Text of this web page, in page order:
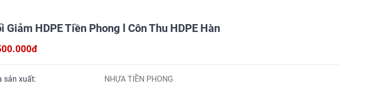
Giảm HDPE Tiền Phong l Côn Thu HDPE Hàn
sản xuất:
NHỰA TIỀN PHONG